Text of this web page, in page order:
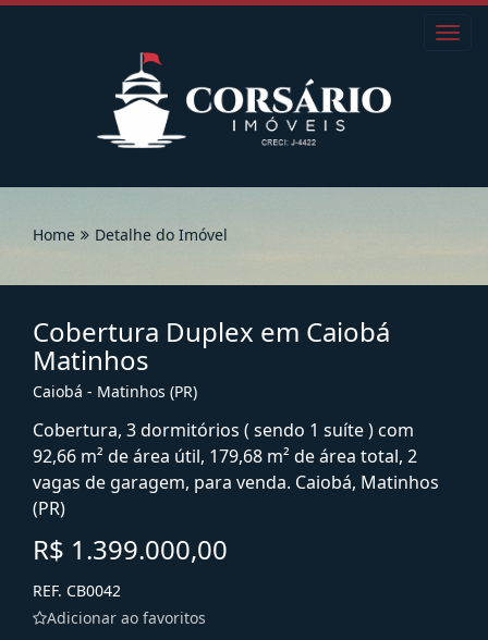
Home Detalhe do Imóvel
Cobertura Duplex em Caiobá
Matinhos
Caiobá - Matinhos (PR)
Cobertura, 3 dormitórios ( sendo 1 suíte ) com
92,66 m² de área útil, 179,68 m² de área total, 2
vagas de garagem, para venda. Caiobá, Matinhos
(PR)
R$ 1.399.000,00
REF. CB0042
Adicionar ao favoritos